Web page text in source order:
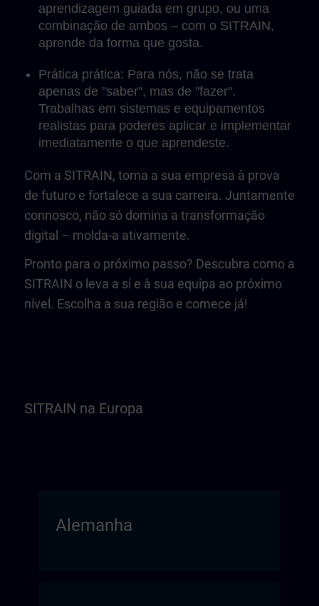
aprendizagem guiada em grupo, ou uma
combinação de ambos – com o SITRAIN,
aprende da forma que gosta.
Prática prática: Para nós, não se trata
apenas de "saber", mas de "fazer".
Trabalhas em sistemas e equipamentos
realistas para poderes aplicar e implementar
imediatamente o que aprendeste.
Com a SITRAIN, torna a sua empresa à prova
de futuro e fortalece a sua carreira. Juntamente
connosco, não só domina a transformação
digital – molda-a ativamente.
Pronto para o próximo passo? Descubra como a
SITRAIN o leva a si e à sua equipa ao próximo
nível. Escolha a sua região e comece já!
SITRAIN na Europa
Alemanha